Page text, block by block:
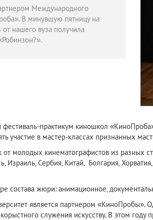
Международного
В минувшую пятницу на
нашего вуза получила
практикум киношкол
участие в мастер-классах признанных
от молодых кинематографистов из
Израиль, Сербия, Китай, Болгария,
состава жюри: анимационное,
является партнером «КиноПробы».
служения искусству. В этом